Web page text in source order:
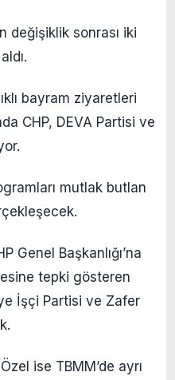
değişiklik sonrası iki
bayram ziyaretleri
CHP, DEVA Partisi ve
mutlak butlan
Genel Başkanlığı’na
tepki gösteren
İşçi Partisi ve Zafer
ise TBMM’de ayrı